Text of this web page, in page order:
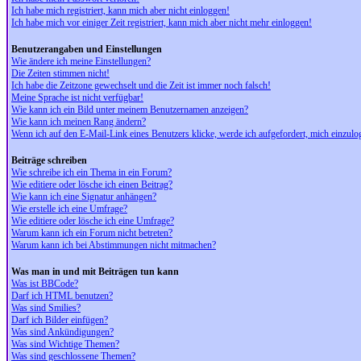
Ich habe mich registriert, kann mich aber nicht einloggen!
Ich habe mich vor einiger Zeit registriert, kann mich aber nicht mehr einloggen!
Benutzerangaben und Einstellungen
Wie ändere ich meine Einstellungen?
Die Zeiten stimmen nicht!
Ich habe die Zeitzone gewechselt und die Zeit ist immer noch falsch!
Meine Sprache ist nicht verfügbar!
Wie kann ich ein Bild unter meinem Benutzernamen anzeigen?
Wie kann ich meinen Rang ändern?
Wenn ich auf den E-Mail-Link eines Benutzers klicke, werde ich aufgefordert, mich
Beiträge schreiben
Wie schreibe ich ein Thema in ein Forum?
Wie editiere oder lösche ich einen Beitrag?
Wie kann ich eine Signatur anhängen?
Wie erstelle ich eine Umfrage?
Wie editiere oder lösche ich eine Umfrage?
Warum kann ich ein Forum nicht betreten?
Warum kann ich bei Abstimmungen nicht mitmachen?
Was man in und mit Beiträgen tun kann
Was ist BBCode?
Darf ich HTML benutzen?
Was sind Smilies?
Darf ich Bilder einfügen?
Was sind Ankündigungen?
Was sind Wichtige Themen?
Was sind geschlossene Themen?